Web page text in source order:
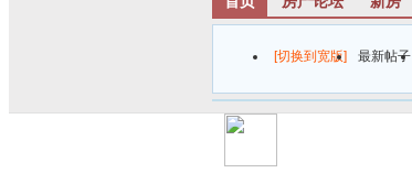
[切换到宽版] 最新帖子